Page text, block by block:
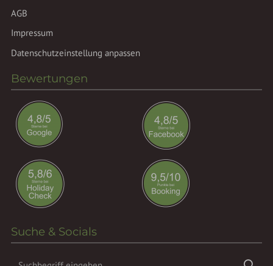
AGB
Impressum
Datenschutzeinstellung anpassen
Bewertungen
Suche & Socials
Suchbegriff